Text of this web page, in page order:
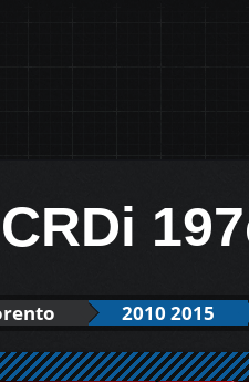
2010 2015